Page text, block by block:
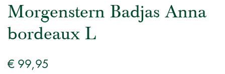
Morgenstern Badjas Anna
bordeaux L
€ 99,95